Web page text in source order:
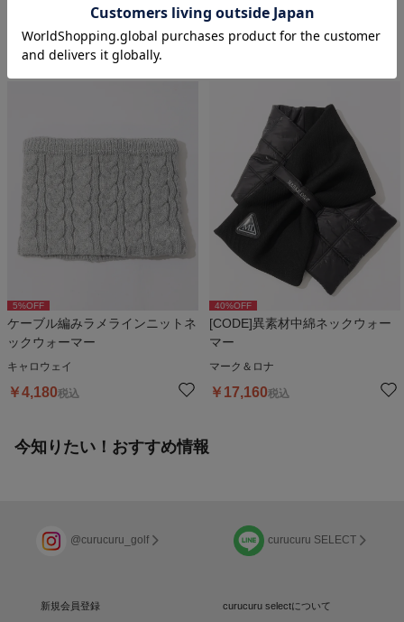
26,125税込
ニューエラ
￥ 3,762税込
5%OFF
ケーブル編みラメラインニットネ
ックウォーマー
キャロウェイ
￥4,180税込
40%OFF
[CODE]異素材中綿ネックウォー
マー
マーク＆ロナ
￥ 17,160税込
今知りたい！おすすめ情報
@curucuru_golf curucuru SELECT
新規会員登録 curucuru selectについて